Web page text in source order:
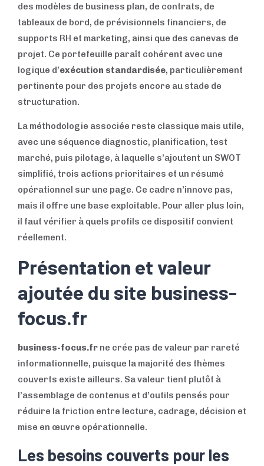
des modèles de business plan, de contrats, de
tableaux de bord, de prévisionnels financiers, de
supports RH et marketing, ainsi que des canevas de
projet. Ce portefeuille paraît cohérent avec une
logique d’exécution standardisée, particulièrement
pertinente pour des projets encore au stade de
structuration.
La méthodologie associée reste classique mais utile,
avec une séquence diagnostic, planification, test
marché, puis pilotage, à laquelle s’ajoutent un SWOT
simplifié, trois actions prioritaires et un résumé
opérationnel sur une page. Ce cadre n’innove pas,
mais il offre une base exploitable. Pour aller plus loin,
il faut vérifier à quels profils ce dispositif convient
réellement.
Présentation et valeur
ajoutée du site business-
focus.fr
business-focus.fr ne crée pas de valeur par rareté
informationnelle, puisque la majorité des thèmes
couverts existe ailleurs. Sa valeur tient plutôt à
l’assemblage de contenus et d’outils pensés pour
réduire la friction entre lecture, cadrage, décision et
mise en œuvre opérationnelle.
Les besoins couverts pour les